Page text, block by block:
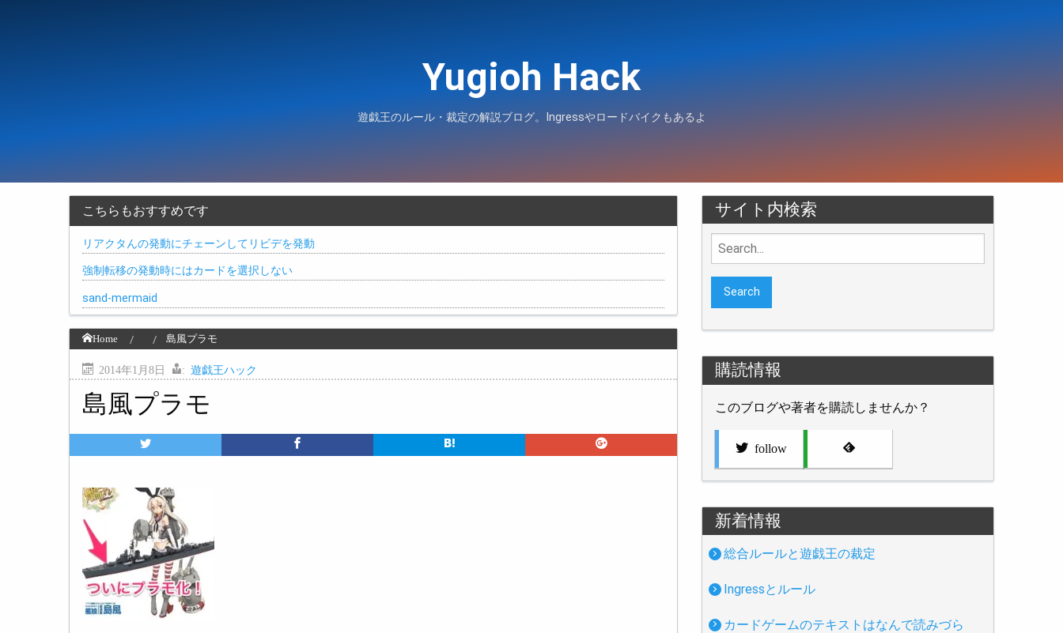
Yugioh Hack
遊戯王のルール・裁定の解説ブログ。Ingressやロードバイクもあるよ
こちらもおすすめです
リアクタんの発動にチェーンしてリビデを発動
強制転移の発動時にはカードを選択しない
sand-mermaid
Home 島風プラモ
2014年1月8日 : 遊戯王ハック
島風プラモ
サイト内検索
Search
for:
購読情報
このブログや著者を購読しませんか？
follow
新着情報
総合ルールと遊戯王の裁定
Ingressとルール
カードゲームのテキストはなんで読みづら